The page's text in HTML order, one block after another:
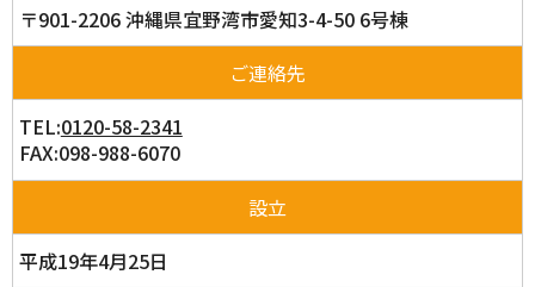
〒901-2206 沖縄県宜野湾市愛知3-4-50 6号棟
ご連絡先
TEL:0120-58-2341
FAX:098-988-6070
設立
平成19年4月25日